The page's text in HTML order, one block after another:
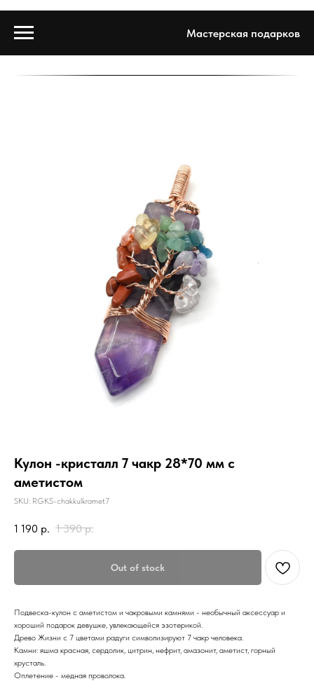
Мастерская подарков
Кулон -кристалл 7 чакр 28*70 мм с
аметистом
SKU: RGKS-chakkulkramet7
1 190 р. 1 390 р.
Out of stock
Подвеска-кулон с аметистом и чакровыми камнями - необычный аксессуар и
хороший подарок девушке, увлекающейся эзотерикой.
Древо Жизни с 7 цветами радуги символизируют 7 чакр человека.
Камни: яшма красная, сердолик, цитрин, нефрит, амазонит, аметист, горный
хрусталь.
Оплетение - медная проволока.